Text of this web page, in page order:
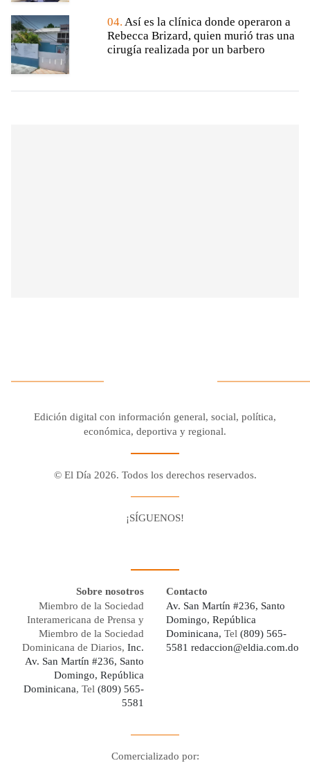
04. Así es la clínica donde operaron a
Rebecca Brizard, quien murió tras una
cirugía realizada por un barbero
Edición digital con información general, social, política,
económica, deportiva y regional.
© El Día 2026. Todos los derechos reservados.
¡SÍGUENOS!
Sobre nosotros
Miembro de la Sociedad
Interamericana de Prensa y
Miembro de la Sociedad
Dominicana de Diarios, Inc.
Av. San Martín #236, Santo
Domingo, República
Dominicana, Tel (809) 565-
5581
Contacto
Av. San Martín #236, Santo
Domingo, República
Dominicana, Tel (809) 565-
5581 redaccion@eldia.com.do
Comercializado por: